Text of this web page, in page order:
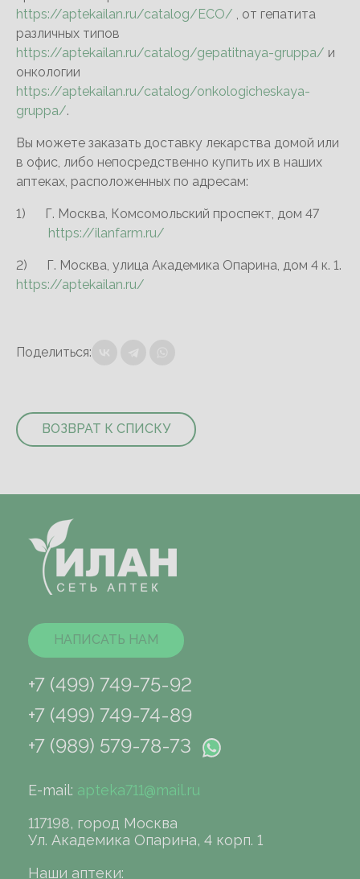
https://aptekailan.ru/catalog/ECO/ , от гепатита
различных типов
https://aptekailan.ru/catalog/gepatitnaya-gruppa/ и
онкологии
https://aptekailan.ru/catalog/onkologicheskaya-
gruppa/.
Вы можете заказать доставку лекарства домой или
в офис, либо непосредственно купить их в наших
аптеках, расположенных по адресам:
1) Г. Москва, Комсомольский проспект, дом 47
https://ilanfarm.ru/
2) Г. Москва, улица Академика Опарина, дом 4 к. 1.
https://aptekailan.ru/
Поделиться:
ВОЗВРАТ К СПИСКУ
НАПИСАТЬ НАМ
+7 (499) 749-75-92
+7 (499) 749-74-89
+7 (989) 579-78-73
E-mail: apteka711@mail.ru
117198, город Москва
Ул. Академика Опарина, 4 корп. 1
Наши аптеки: